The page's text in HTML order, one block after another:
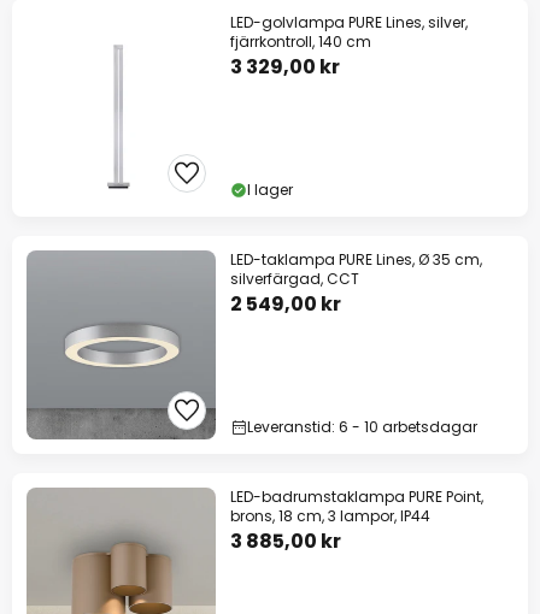
LED-golvlampa PURE Lines, silver,
fjärrkontroll, 140 cm
3 329,00 kr
I lager
LED-taklampa PURE Lines, Ø 35 cm,
silverfärgad, CCT
2 549,00 kr
Leveranstid: 6 - 10 arbetsdagar
LED-badrumstaklampa PURE Point,
brons, 18 cm, 3 lampor, IP44
3 885,00 kr